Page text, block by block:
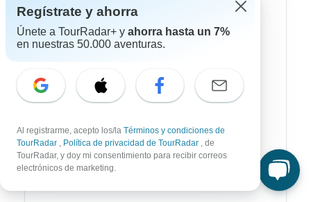
América del Sur
Egipto
Sudáfrica
China
India
Regístrate y ahorra
Únete a TourRadar+ y ahorra hasta un 7%
en nuestras 50.000 aventuras.
Al registrarme, acepto los/la Términos y condiciones de
TourRadar , Política de privacidad de TourRadar , de
TourRadar, y doy mi consentimiento para recibir correos
electrónicos de marketing.